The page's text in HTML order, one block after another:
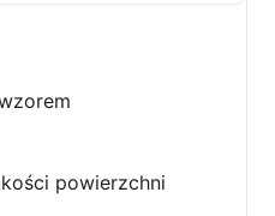
powierzchni